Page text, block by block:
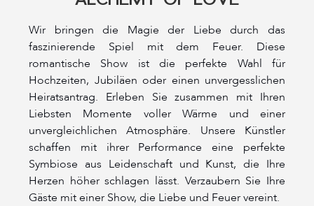
Wir bringen die Magie der Liebe durch das
faszinierende Spiel mit dem Feuer. Diese
romantische Show ist die perfekte Wahl für
Hochzeiten, Jubiläen oder einen unvergesslichen
Heiratsantrag. Erleben Sie zusammen mit Ihren
Liebsten Momente voller Wärme und einer
unvergleichlichen Atmosphäre. Unsere Künstler
schaffen mit ihrer Performance eine perfekte
Symbiose aus Leidenschaft und Kunst, die Ihre
Herzen höher schlagen lässt. Verzaubern Sie Ihre
Gäste mit einer Show, die Liebe und Feuer vereint.